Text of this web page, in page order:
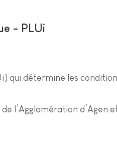
- PLUi
qui détermine les
l’Agglomération d’Agen